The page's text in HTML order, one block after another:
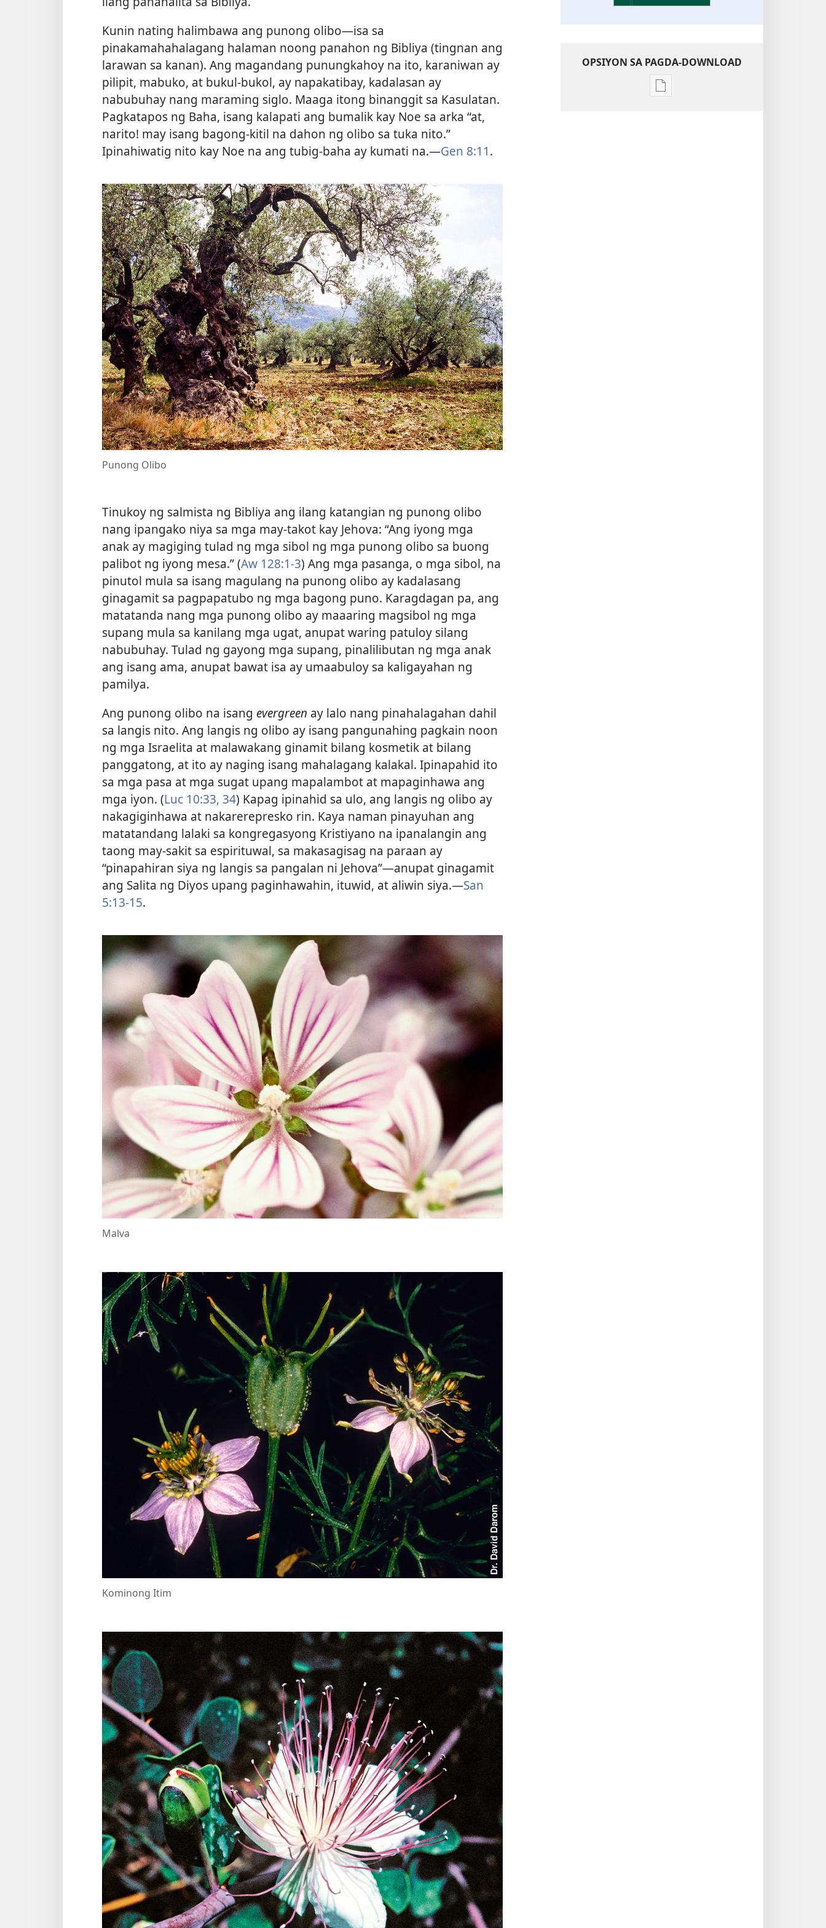
Kunin nating halimbawa ang punong olibo​—isa sa
pinakamahahalagang halaman noong panahon ng Bibliya (tingnan ang
larawan sa kanan). Ang magandang punungkahoy na ito, karaniwan ay
pilipit, mabuko, at bukul-bukol, ay napakatibay, kadalasan ay
nabubuhay nang maraming siglo. Maaga itong binanggit sa Kasulatan.
Pagkatapos ng Baha, isang kalapati ang bumalik kay Noe sa arka “at,
narito! may isang bagong-kitil na dahon ng olibo sa tuka nito.”
Ipinahiwatig nito kay Noe na ang tubig-baha ay kumati na.​—Gen 8:11.
Punong Olibo
Tinukoy ng salmista ng Bibliya ang ilang katangian ng punong olibo
nang ipangako niya sa mga may-takot kay Jehova: “Ang iyong mga
anak ay magiging tulad ng mga sibol ng mga punong olibo sa buong
palibot ng iyong mesa.” (Aw 128:1-3) Ang mga pasanga, o mga sibol, na
pinutol mula sa isang magulang na punong olibo ay kadalasang
ginagamit sa pagpapatubo ng mga bagong puno. Karagdagan pa, ang
matatanda nang mga punong olibo ay maaaring magsibol ng mga
supang mula sa kanilang mga ugat, anupat waring patuloy silang
nabubuhay. Tulad ng gayong mga supang, pinalilibutan ng mga anak
ang isang ama, anupat bawat isa ay umaabuloy sa kaligayahan ng
pamilya.
Ang punong olibo na isang evergreen ay lalo nang pinahalagahan dahil
sa langis nito. Ang langis ng olibo ay isang pangunahing pagkain noon
ng mga Israelita at malawakang ginamit bilang kosmetik at bilang
panggatong, at ito ay naging isang mahalagang kalakal. Ipinapahid ito
sa mga pasa at mga sugat upang mapalambot at mapaginhawa ang
mga iyon. (Luc 10:33, 34) Kapag ipinahid sa ulo, ang langis ng olibo ay
nakagiginhawa at nakarerepresko rin. Kaya naman pinayuhan ang
matatandang lalaki sa kongregasyong Kristiyano na ipanalangin ang
taong may-sakit sa espirituwal, sa makasagisag na paraan ay
“pinapahiran siya ng langis sa pangalan ni Jehova”​—anupat ginagamit
ang Salita ng Diyos upang paginhawahin, ituwid, at aliwin siya.​—San
5:13-15.
Malva
Kominong Itim
OPSIYON SA PAGDA-DOWNLOAD
Opsiyon